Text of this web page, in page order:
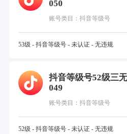
050
账号类目：抖音等级号
53级 - 抖音等级号 - 未认证 - 无违规
抖音等级号52级三
049
账号类目：抖音等级号
52级 - 抖音等级号 - 未认证 - 无违规